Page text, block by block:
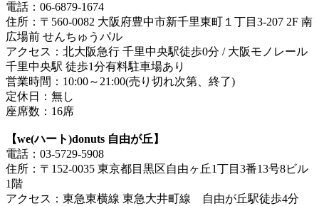
電話：06-6879-1674
住所：〒560-0082 大阪府豊中市新千里東町１丁目3-207 2F 南
広場前 せんちゅうパル
アクセス：北大阪急行 千里中央駅徒歩0分 / 大阪モノレール
千里中央駅 徒歩1分有料駐車場あり
営業時間：10:00～21:00(売り切れ次第、終了)
定休日：無し
座席数：16席
【we(ハート)donuts 自由が丘】
電話：03-5729-5908
住所：〒152-0035 東京都目黒区自由ヶ丘1丁目3番13号8ビル
1階
アクセス：東急東横線 東急大井町線 自由が丘駅徒歩4分